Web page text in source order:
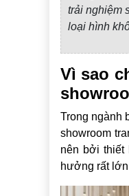
trải nghiệm
loại hình
Vì sao
Trong ngành
showroom
nên bởi thiết
hưởng rất